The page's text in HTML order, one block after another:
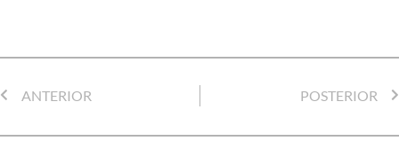
ANTERIOR POSTERIOR